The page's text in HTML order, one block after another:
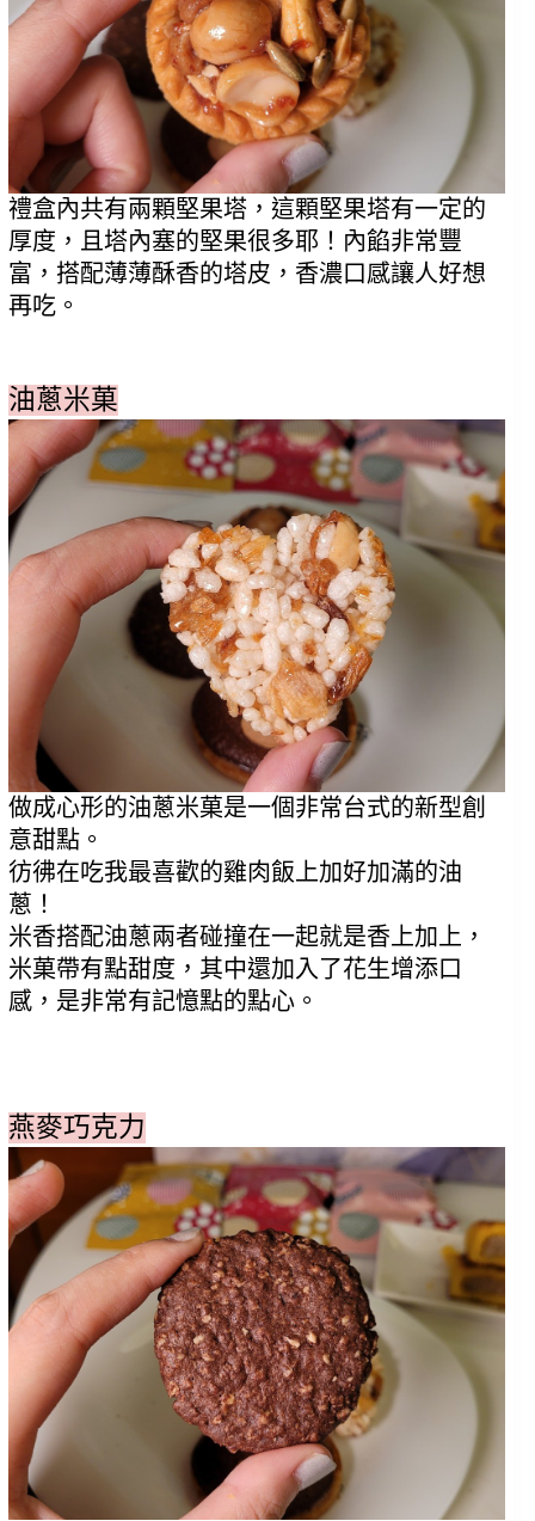
禮盒內共有兩顆堅果塔，這顆堅果塔有一定的
厚度，且塔內塞的堅果很多耶！內餡非常豐
富，搭配薄薄酥香的塔皮，香濃口感讓人好想
再吃。
油蔥米菓
做成心形的油蔥米菓是一個非常台式的新型創
意甜點。
彷彿在吃我最喜歡的雞肉飯上加好加滿的油
蔥！
米香搭配油蔥兩者碰撞在一起就是香上加上，
米菓帶有點甜度，其中還加入了花生增添口
感，是非常有記憶點的點心。
燕麥巧克力